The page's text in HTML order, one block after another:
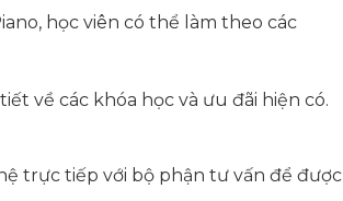
học viên có thể làm theo các
về các khóa học và ưu đãi hiện có.
trực tiếp với bộ phận tư vấn để được